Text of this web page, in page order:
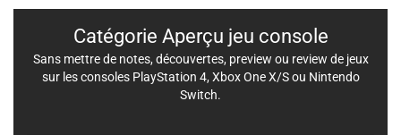
Catégorie Aperçu jeu console
Sans mettre de notes, découvertes, preview ou review de jeux
sur les consoles PlayStation 4, Xbox One X/S ou Nintendo
Switch.